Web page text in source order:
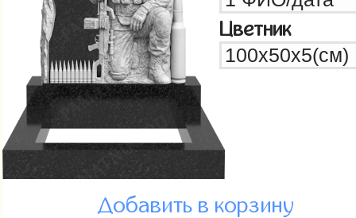
Цветник
Добавить в корзину